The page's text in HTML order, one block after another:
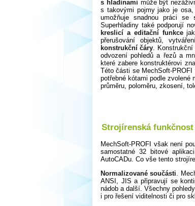
s hladinami může být
s takovými pojmy jako je
umožňuje snadnou práci se
Superhladiny také podporují
kreslicí a editační funkce
přerušování objektů,
konstrukční čáry. Konstrukční
odvození pohledů a řezů a
které zabere konstruktérovi
Této části se MechSoft-
potřebné kótami podle zvolené
průměru, poloměru, zkosení,
Strojírenská funkčnost
MechSoft-PROFI však není
samostatné 32 bitové
AutoCADu. Co vše tento
Normalizované součásti.
ANSI, JIS a připravují se
nádob a další. Všechny
i pro řešení viditelnosti či pro